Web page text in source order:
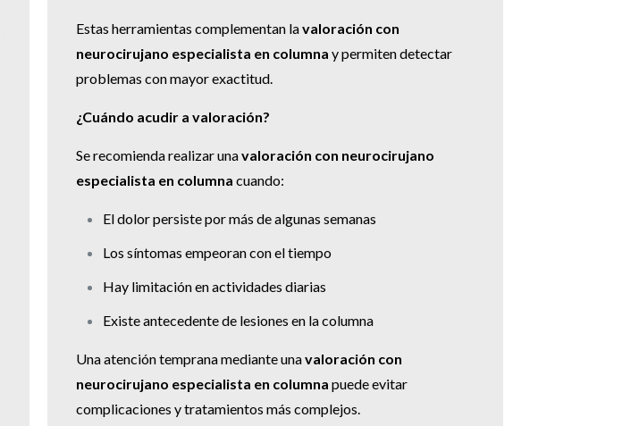
Estas herramientas complementan lavaloración con
neurocirujano especialista en columna y permiten detectar
problemas con mayor exactitud.
¿Cuándo acudir a valoración?
Se recomienda realizar unavaloración con neurocirujano
especialista en columna cuando:
El dolor persiste por más de algunas semanas
Los síntomas empeoran con el tiempo
Hay limitación en actividades diarias
Existe antecedente de lesiones en la columna
Una atención temprana mediante unavaloración con
neurocirujano especialista en columna puede evitar
complicaciones y tratamientos más complejos.